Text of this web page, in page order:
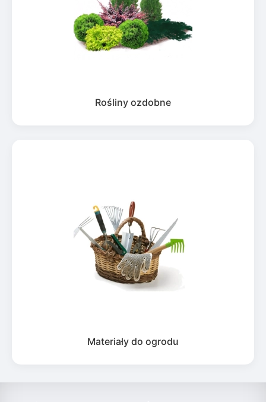
Rośliny ozdobne
Materiały do ogrodu